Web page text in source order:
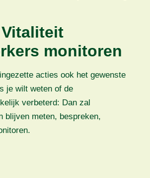
Vitaliteit
monitoren
acties ook het gewenste
je wilt weten of de
verbeterd: Dan zal
blijven meten, bespreken,